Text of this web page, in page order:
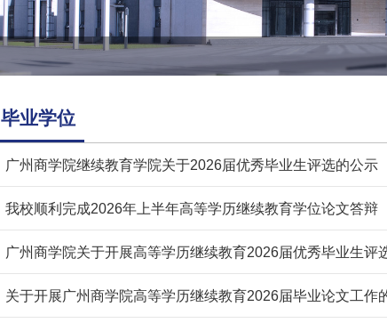
毕业学位
广州商学院继续教育学院关于2026届优秀毕业生评选的公示
我校顺利完成2026年上半年高等学历继续教育学位论文答辩
广州商学院关于开展高等学历继续教育2026届优秀毕业生评
关于开展广州商学院高等学历继续教育2026届毕业论文工作